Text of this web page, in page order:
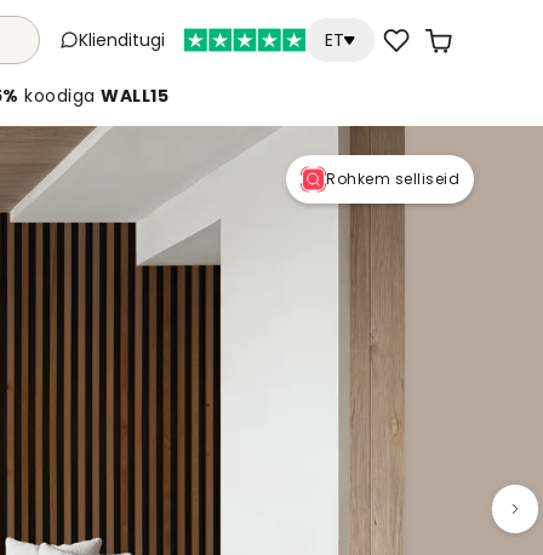
Klienditugi ET
koodiga WALL15
Rohkem selliseid